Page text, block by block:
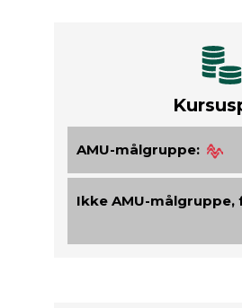
AMU-målgruppe:
Ikke AMU-